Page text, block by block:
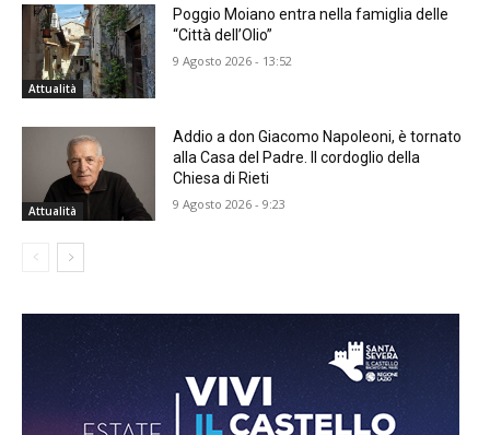
Attualità
Poggio Moiano entra nella famiglia delle
“Città dell’Olio”
9 Agosto 2026 - 13:52
Attualità
Addio a don Giacomo Napoleoni, è tornato
alla Casa del Padre. Il cordoglio della
Chiesa di Rieti
9 Agosto 2026 - 9:23